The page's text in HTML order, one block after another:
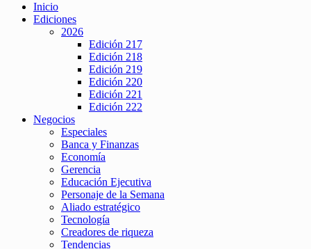
Inicio
Ediciones
2026
Edición 217
Edición 218
Edición 219
Edición 220
Edición 221
Edición 222
Negocios
Especiales
Banca y Finanzas
Economía
Gerencia
Educación Ejecutiva
Personaje de la Semana
Aliado estratégico
Tecnología
Creadores de riqueza
Tendencias